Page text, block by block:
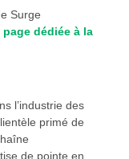
Surge
page dédiée à la
l’industrie des
primé de
de pointe en